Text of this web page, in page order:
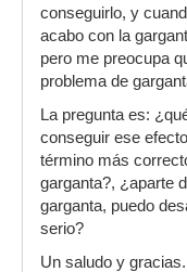
conseguirlo, y
acabo con la
pero me preocupa
problema de
La pregunta es:
conseguir ese
término más
garganta?, ¿aparte
garganta, puedo
serio?
Un saludo y gracias.